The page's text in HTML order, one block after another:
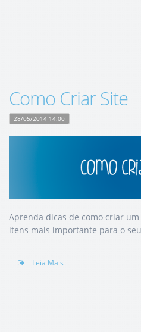
Como Criar Site
28/05/2014 14:00
Aprenda dicas de como criar
itens mais importante para o
Leia Mais